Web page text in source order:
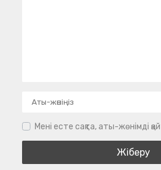
Мені есте сақта, аты-жөнімді